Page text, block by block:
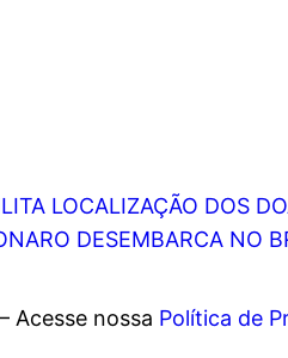
LOCALIZAÇÃO DOS
DESEMBARCA NO
Acesse nossa Política de